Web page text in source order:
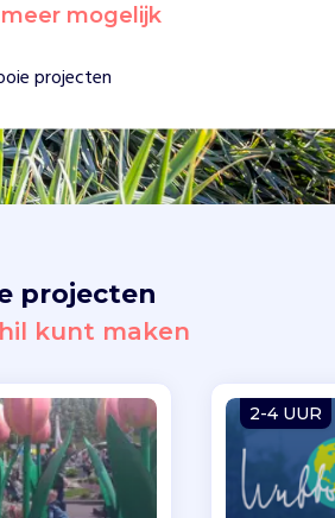
mogelijk
projecten
projecten
kunt maken
2-4 UUR